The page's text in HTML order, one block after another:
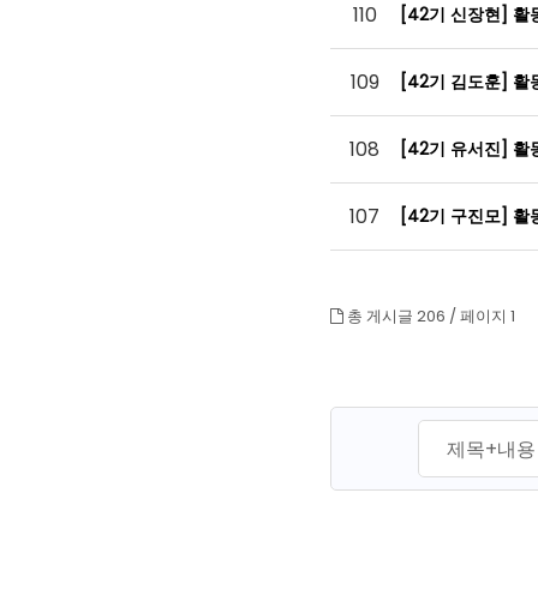
110 [42기 신장현] 활
109 [42기 김도훈] 활
108 [42기 유서진] 활
107 [42기 구진모] 활
총 게시글 206 /페이지 1